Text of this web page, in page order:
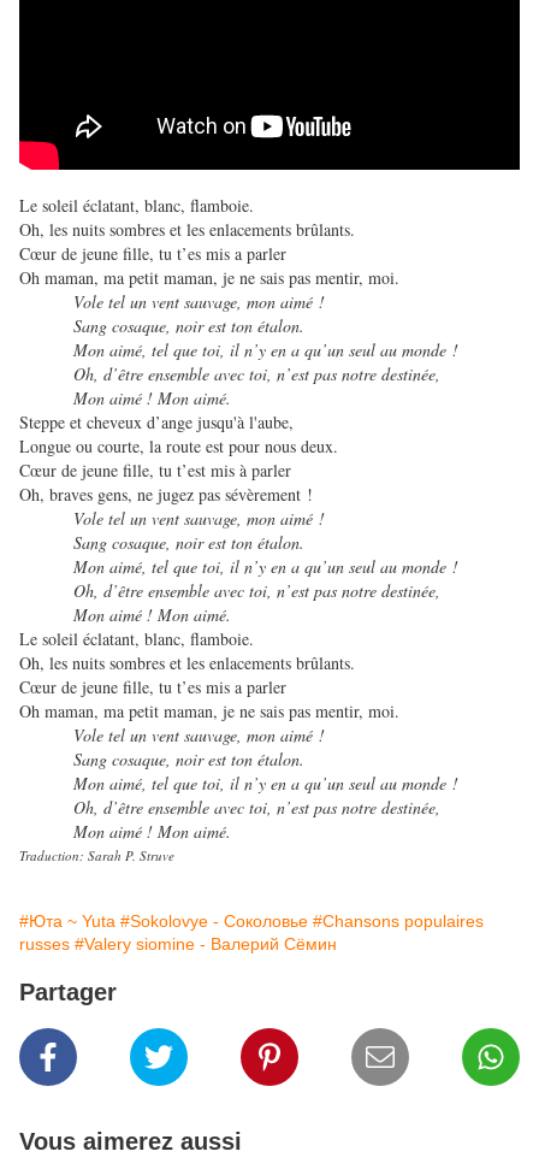
Le soleil éclatant, blanc, flamboie.
Oh, les nuits sombres et les enlacements brûlants.
Cœur de jeune fille, tu t’es mis a parler
Oh maman, ma petit maman, je ne sais pas mentir, moi.
Vole tel un vent sauvage, mon aimé !
Sang cosaque, noir est ton étalon.
Mon aimé, tel que toi, il n’y en a qu’un seul au monde !
Oh, d’être ensemble avec toi, n’est pas notre destinée,
Mon aimé ! Mon aimé.
Steppe et cheveux d’ange jusqu'à l'aube,
Longue ou courte, la route est pour nous deux.
Cœur de jeune fille, tu t’est mis à parler
Oh, braves gens, ne jugez pas sévèrement !
Vole tel un vent sauvage, mon aimé !
Sang cosaque, noir est ton étalon.
Mon aimé, tel que toi, il n’y en a qu’un seul au monde !
Oh, d’être ensemble avec toi, n’est pas notre destinée,
Mon aimé ! Mon aimé.
Le soleil éclatant, blanc, flamboie.
Oh, les nuits sombres et les enlacements brûlants.
Cœur de jeune fille, tu t’es mis a parler
Oh maman, ma petit maman, je ne sais pas mentir, moi.
Vole tel un vent sauvage, mon aimé !
Sang cosaque, noir est ton étalon.
Mon aimé, tel que toi, il n’y en a qu’un seul au monde !
Oh, d’être ensemble avec toi, n’est pas notre destinée,
Mon aimé ! Mon aimé.
Traduction: Sarah P. Struve
#Юта ~ Yuta #Sokolovye - Соколовье #Chansons populaires
russes #Valery siomine - Валерий Сёмин
Partager
Vous aimerez aussi